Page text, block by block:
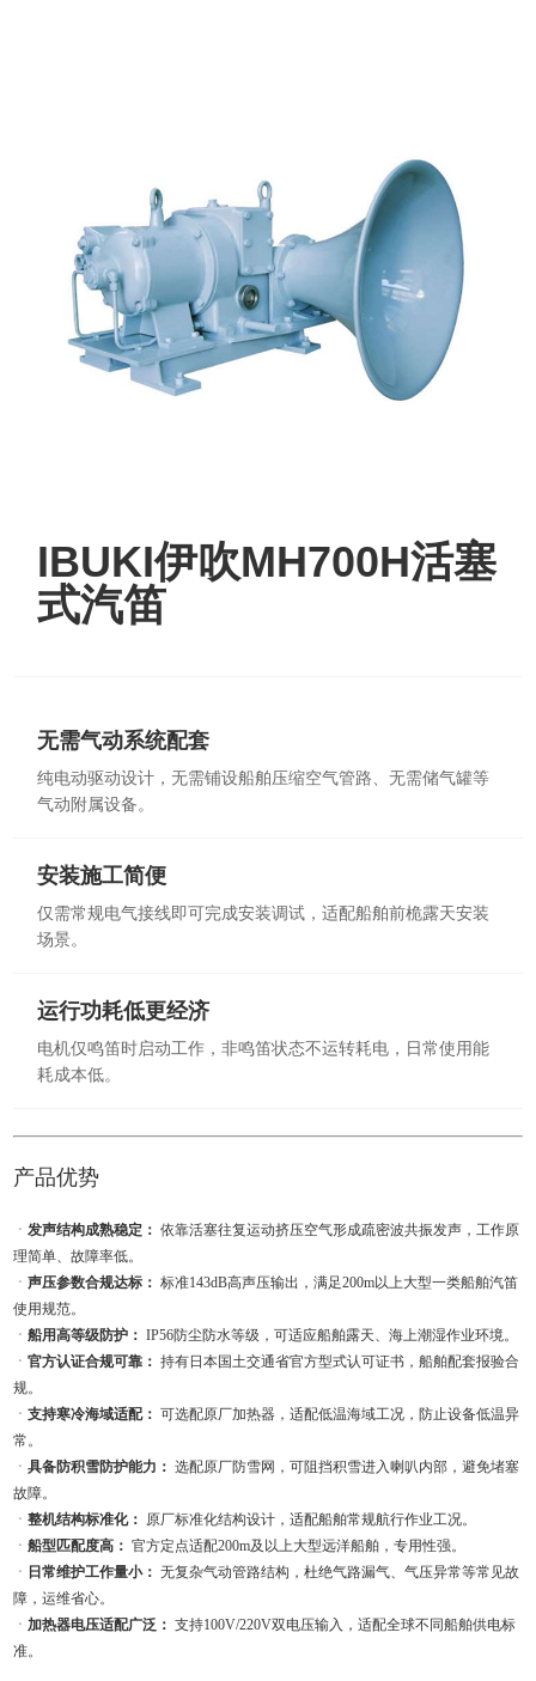
IBUKI伊吹MH700H活塞
式汽笛
无需气动系统配套
纯电动驱动设计，无需铺设船舶压缩空气管路、无需储气罐等
气动附属设备。
安装施工简便
仅需常规电气接线即可完成安装调试，适配船舶前桅露天安装
场景。
运行功耗低更经济
电机仅鸣笛时启动工作，非鸣笛状态不运转耗电，日常使用能
耗成本低。
产品优势
ㆍ发声结构成熟稳定： 依靠活塞往复运动挤压空气形成疏密波共振发声，工作原
理简单、故障率低。
ㆍ声压参数合规达标： 标准143dB高声压输出，满足200m以上大型一类船舶汽笛
使用规范。
ㆍ船用高等级防护： IP56防尘防水等级，可适应船舶露天、海上潮湿作业环境。
ㆍ官方认证合规可靠： 持有日本国土交通省官方型式认可证书，船舶配套报验合
规。
ㆍ支持寒冷海域适配： 可选配原厂加热器，适配低温海域工况，防止设备低温异
常。
ㆍ具备防积雪防护能力： 选配原厂防雪网，可阻挡积雪进入喇叭内部，避免堵塞
故障。
ㆍ整机结构标准化： 原厂标准化结构设计，适配船舶常规航行作业工况。
ㆍ船型匹配度高： 官方定点适配200m及以上大型远洋船舶，专用性强。
ㆍ 日常维护工作量小： 无复杂气动管路结构，杜绝气路漏气、气压异常等常见故
障，运维省心。
ㆍ加热器电压适配广泛： 支持100V/220V双电压输入，适配全球不同船舶供电标
准。